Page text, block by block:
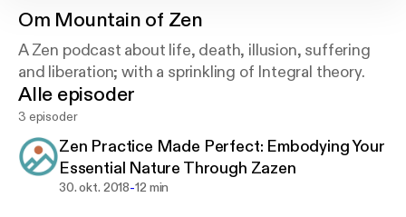
Om Mountain of Zen
A Zen podcast about life, death, illusion, suffering
and liberation; with a sprinkling of Integral theory.
Alle episoder
3 episoder
Zen Practice Made Perfect: Embodying Your
Essential Nature Through Zazen
30. okt. 2018-12 min